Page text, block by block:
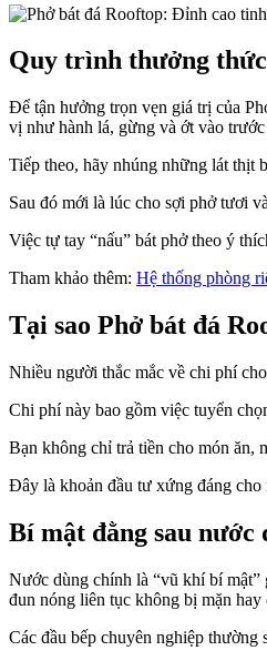
Quy trình thưởng thức
Để tận hưởng trọn vẹn giá trị của
vị như hành lá, gừng và ớt vào
Tiếp theo, hãy nhúng những lát thịt
Sau đó mới là lúc cho sợi phở tươi
Việc tự tay “nấu” bát phở theo ý
Tham khảo thêm: Hệ thống phòng
Tại sao Phở bát đá
Nhiều người thắc mắc về chi phí
Chi phí này bao gồm việc tuyển
Bạn không chỉ trả tiền cho món ăn,
Đây là khoản đầu tư xứng đáng
Bí mật đằng sau nước
Nước dùng chính là “vũ khí bí mật”
đun nóng liên tục không bị mặn hay
Các đầu bếp chuyên nghiệp